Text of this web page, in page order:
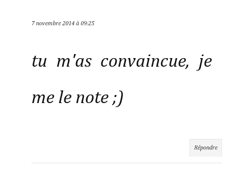
7 novembre 2014 à 09:25
tu m'as convaincue, je
me le note ;)
Répondre